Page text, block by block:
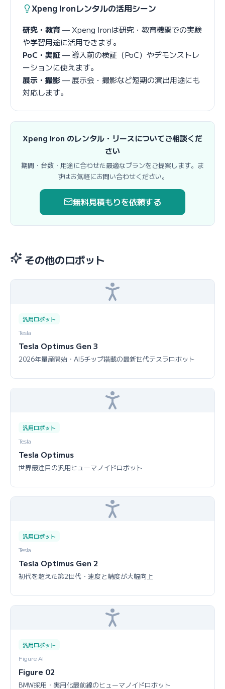
Xpeng Ironレンタルの活用シーン
研究・教育— Xpeng Ironは研究・教育機関での実験
や学習用途に活用できます。
PoC・実証— 導入前の検証（PoC）やデモンストレ
ーションに使えます。
展示・撮影— 展示会・撮影など短期の演出用途にも
対応します。
Xpeng Iron のレンタル・リースについてご相談くだ
さい
期間・台数・用途に合わせた最適なプランをご提案します。ま
ずはお気軽にお問い合わせください。
無料見積もりを依頼する
その他のロボット
汎用ロボット
Tesla
Tesla Optimus Gen 3
2026年量産開始・AI5チップ搭載の最新世代テスラロボット
汎用ロボット
Tesla
Tesla Optimus
世界最注目の汎用ヒューマノイドロボット
汎用ロボット
Tesla
Tesla Optimus Gen 2
初代を超えた第2世代・速度と精度が大幅向上
汎用ロボット
Figure AI
Figure 02
BMW採用・実用化最前線のヒューマノイドロボット